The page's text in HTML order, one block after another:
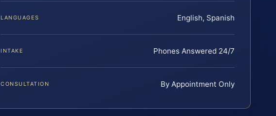
LANGUAGES English, Spanish
INTAKE Phones Answered 24/7
CONSULTATION By Appointment Only